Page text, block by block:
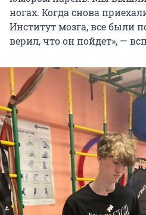
ногах. Когда снова
Институт мозга, все были
верил, что он пойдет», —